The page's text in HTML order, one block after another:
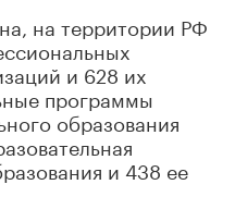
на территории РФ
и 628 их
программы
образования
и 438 ее